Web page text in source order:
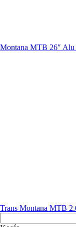
Montana MTB 26″ Alu
Trans Montana MTB